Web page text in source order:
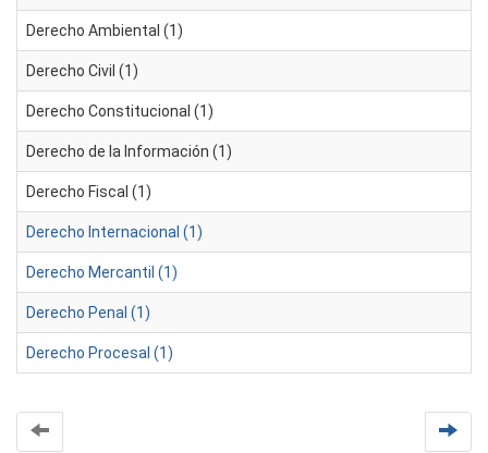
Derecho Ambiental (1)
Derecho Civil (1)
Derecho Constitucional (1)
Derecho de la Información (1)
Derecho Fiscal (1)
Derecho Internacional (1)
Derecho Mercantil (1)
Derecho Penal (1)
Derecho Procesal (1)